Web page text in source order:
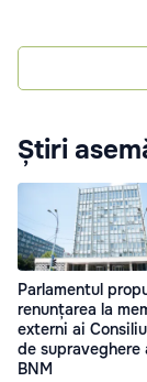
Știri
Parlamentul
renunțarea la
externi ai
de supraveghere
BNM